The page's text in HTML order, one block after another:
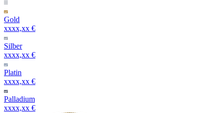
Gold
xxxx,xx €
Silber
xxxx,xx €
Platin
xxxx,xx €
Palladium
xxxx,xx €